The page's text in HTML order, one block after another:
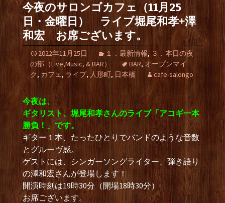
今夜のサロンゴカフェ（11月25
日・金曜日） ライブ堀尾和孝+澤
和宏 お席ございます。
2022年11月25日 １．最新情報, ３．本日の夜
の部（Live,Music, & BAR）
BAR, オープンマイ
ク, カフェ, ライブ, 人形町, 日本橋 cafe-salongo
今夜は、
ギタリスト、堀尾和孝さんのライブ「アコギ一本
勝負！」です。
ギター１本、たったひとりでバンドのような音数
とグルーヴ感。
ゲストには、シンガーソングライター、弾き語り
の澤和宏さんが登場します！
開演時刻は19時30分（開場18時30分）
お席ございます。